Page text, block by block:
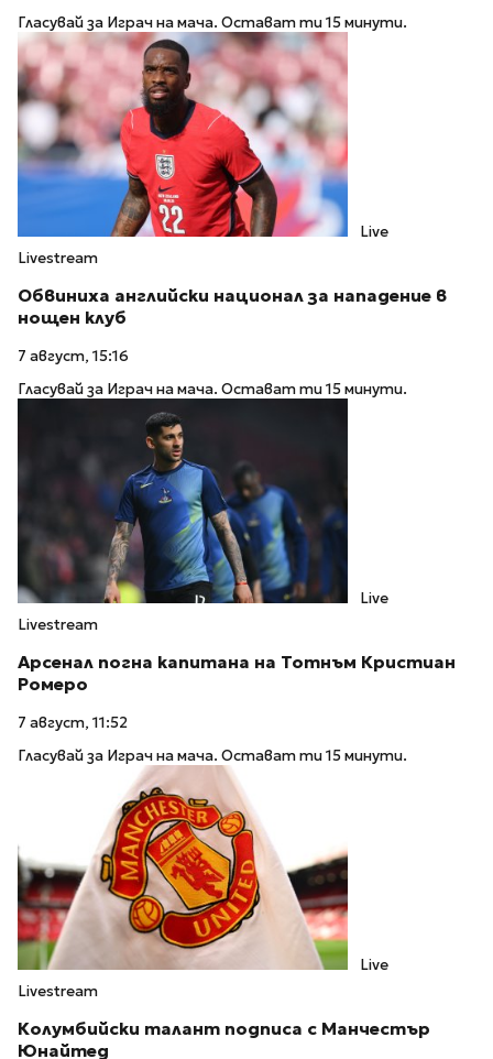
Гласувай за Играч на мача. Остават ти 15 минути.
Live
Livestream
Обвиниха английски национал за нападение в
нощен клуб
7 август, 15:16
Гласувай за Играч на мача. Остават ти 15 минути.
Live
Livestream
Арсенал погна капитана на Тотнъм Кристиан
Ромеро
7 август, 11:52
Гласувай за Играч на мача. Остават ти 15 минути.
Live
Livestream
Колумбийски талант подписа с Манчестър
Юнайтед